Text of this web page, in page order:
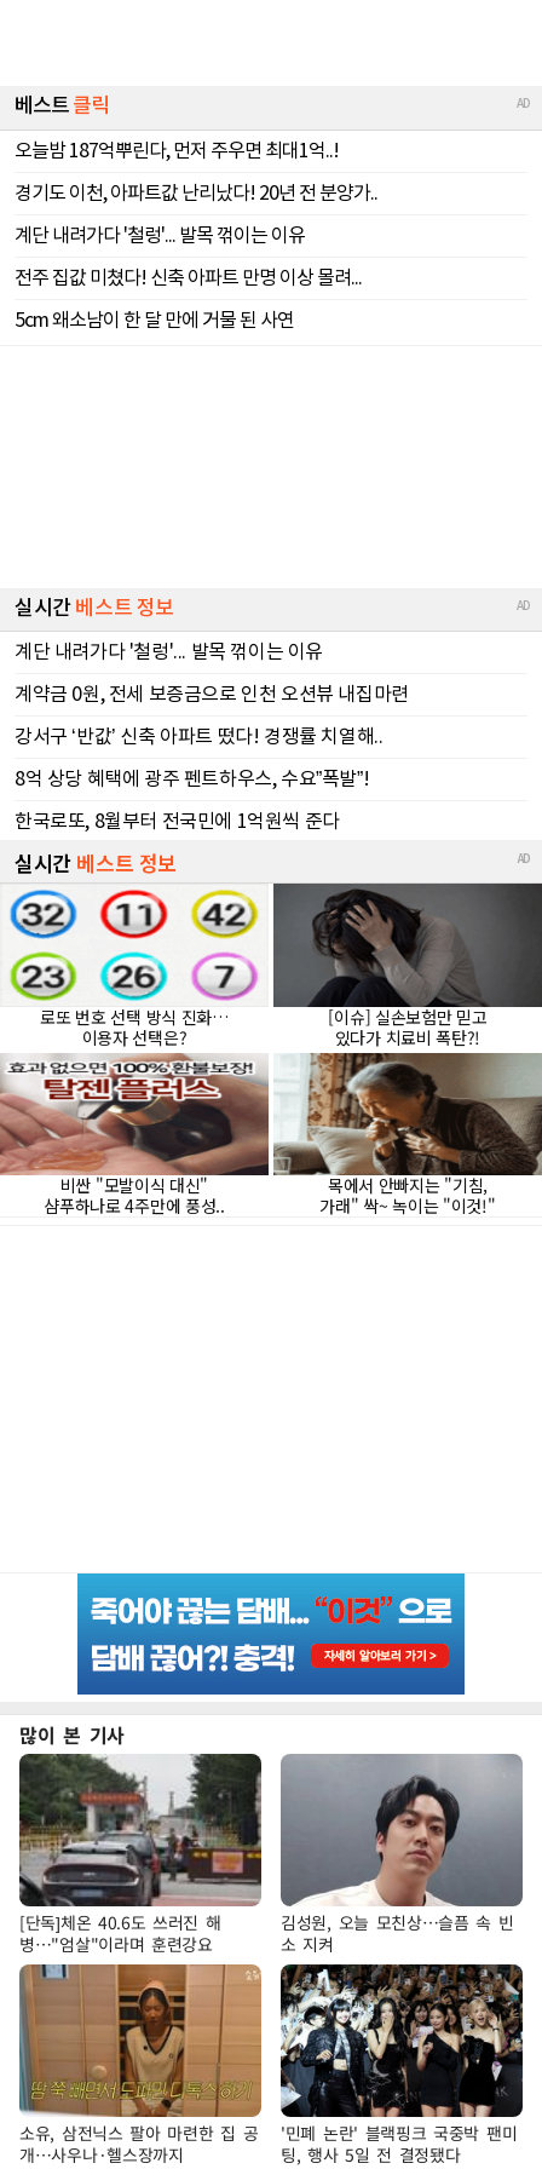
많이 본 기사
[단독]체온 40.6도 쓰러진 해
병…"엄살"이라며 훈련강요
김성원, 오늘 모친상…슬픔 속 빈
소 지켜
소유, 삼전닉스 팔아 마련한 집 공
개…사우나·헬스장까지
'민폐 논란' 블랙핑크 국중박 팬미
팅, 행사 5일 전 결정됐다